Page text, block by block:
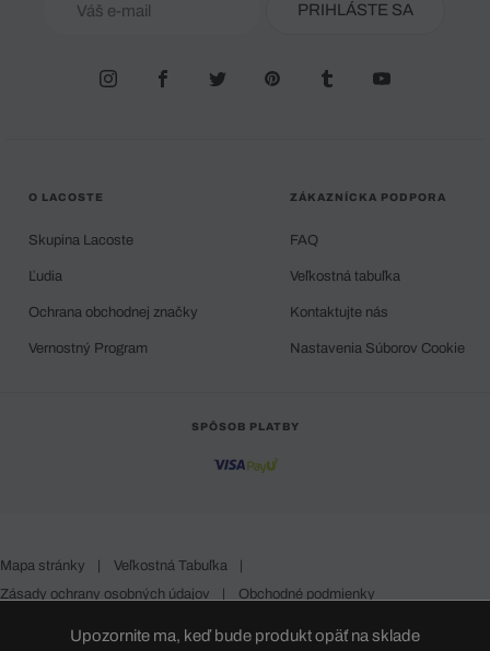
Upozornite ma, keď bude produkt opäť na sklade
PRIHLÁSTE SA
O LACOSTE
Skupina Lacoste
Ľudia
Ochrana obchodnej značky
Vernostný Program
ZÁKAZNÍCKA PODPORA
FAQ
Veľkostná tabuľka
Kontaktujte nás
Nastavenia Súborov Cookie
SPÔSOB PLATBY
Mapa stránky | Veľkostná Tabuľka
|
Zásady ochrany osobných údajov
| Obchodné podmienky